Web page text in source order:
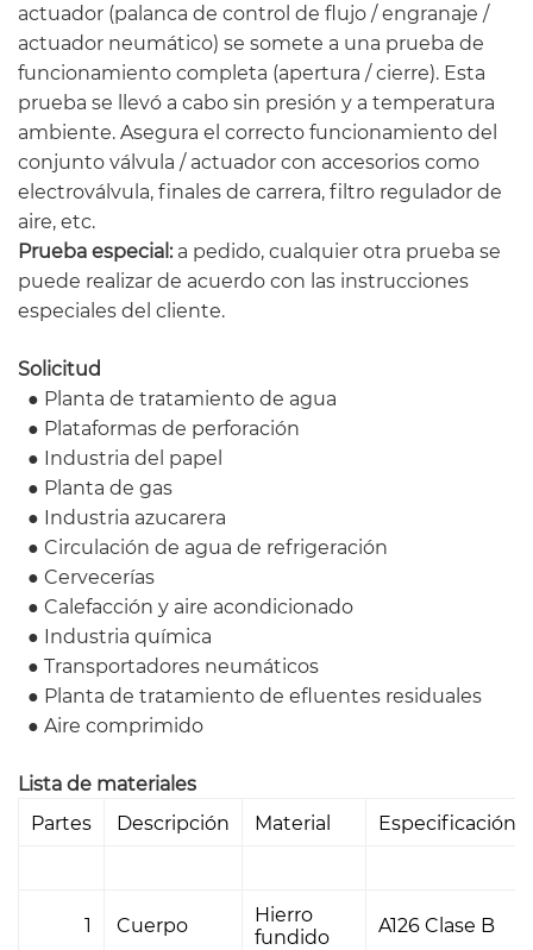
actuador (palanca de control de flujo / engranaje /
actuador neumático) se somete a una prueba de
funcionamiento completa (apertura / cierre). Esta
prueba se llevó a cabo sin presión y a temperatura
ambiente. Asegura el correcto funcionamiento del
conjunto válvula / actuador con accesorios como
electroválvula, finales de carrera, filtro regulador de
aire, etc.
Prueba especial:a pedido, cualquier otra prueba se
puede realizar de acuerdo con las instrucciones
especiales del cliente.
Solicitud
● Planta de tratamiento de agua
● Plataformas de perforación
● Industria del papel
● Planta de gas
● Industria azucarera
● Circulación de agua de refrigeración
● Cervecerías
● Calefacción y aire acondicionado
● Industria química
● Transportadores neumáticos
● Planta de tratamiento de efluentes residuales
● Aire comprimido
Lista de materiales
Partes
Descripción Material Especificación
1 Cuerpo
Hierro
fundido
A126 Clase B